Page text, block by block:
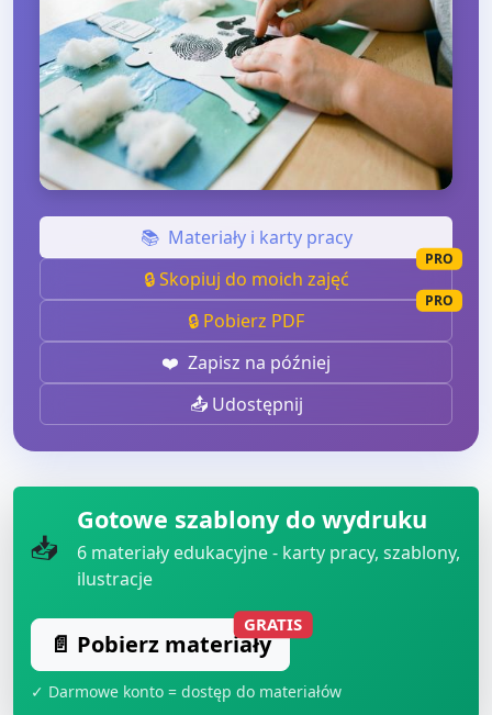
📚 Materiały i karty pracy
🔒 Skopiuj do moich zajęć
PRO
🔒 Pobierz PDF
PRO
❤️ Zapisz na później
📤 Udostępnij
📥
Gotowe szablony do wydruku
6 materiały edukacyjne - karty pracy, szablony,
ilustracje
📄 Pobierz materiały
GRATIS
✓ Darmowe konto = dostęp do materiałów